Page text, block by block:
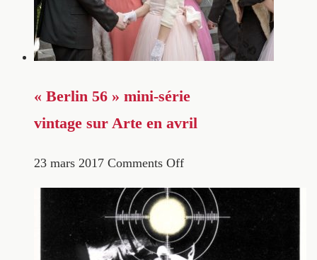
« Berlin 56 » mini-série
vintage sur Arte en avril
23 mars 2017 Comments Off